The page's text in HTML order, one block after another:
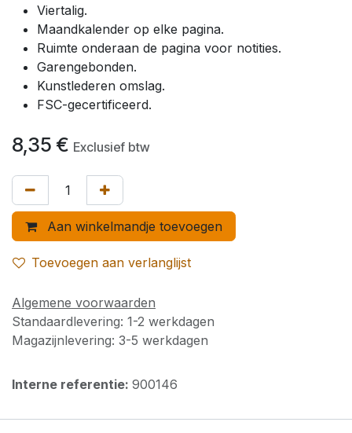
Viertalig.
Maandkalender op elke pagina.
Ruimte onderaan de pagina voor notities.
Garengebonden.
Kunstlederen omslag.
FSC-gecertificeerd.
8,35 € Exclusief btw
Aan winkelmandje toevoegen
Toevoegen aan verlanglijst
Algemene voorwaarden
Standaardlevering: 1-2 werkdagen
Magazijnlevering: 3-5 werkdagen
Interne referentie: 900146